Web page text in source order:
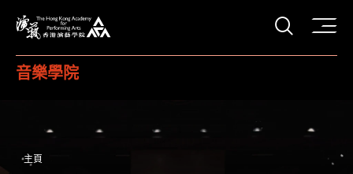
打開
音樂學院
主頁